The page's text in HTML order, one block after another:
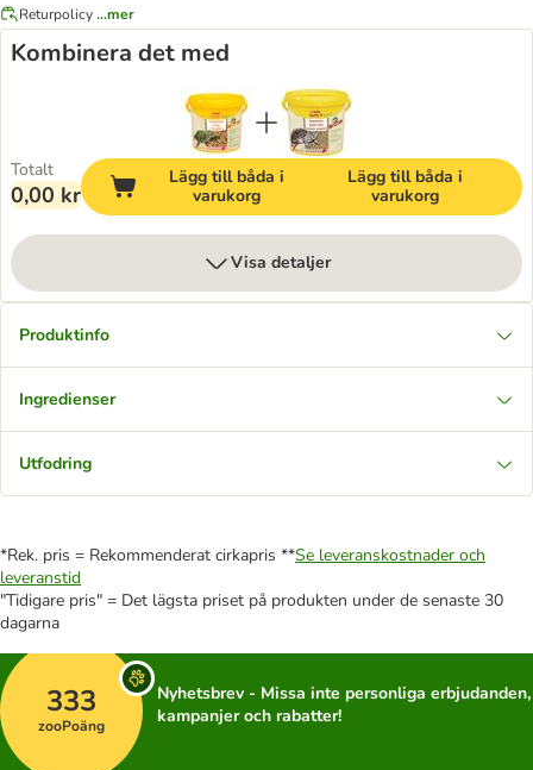
Returpolicy...mer
Kombinera det med
Totalt
0,00 kr
Lägg till båda i
varukorg
Lägg till båda i
varukorg
Visa detaljer
Produktinfo
Ingredienser
Utfodring
*Rek. pris = Rekommenderat cirkapris **Se leveranskostnader och
leveranstid
"Tidigare pris" = Det lägsta priset på produkten under de senaste 30
dagarna
333
zooPoäng
Nyhetsbrev - Missa inte personliga erbjudanden,
kampanjer och rabatter!